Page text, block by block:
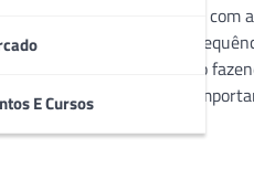
E Cursos
este problema é com
Neto diz que as
as especialidades estão
periódicos foram tão